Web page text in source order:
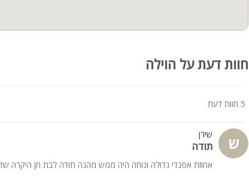
אחוזת אפנדי מתאימה במיוחד למשפחות, קבוצות חברים, ימי גיבוש,
חוות דעת על הוילה
5 חוות דעת
ש שירן
תודה
אחוזת אפנדי גדולה ונוחה היה ממש מהנה תודה לבת חן היקרה